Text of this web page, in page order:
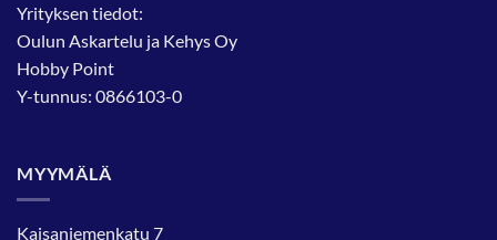
Yrityksen tiedot:
Oulun Askartelu ja Kehys Oy
Hobby Point
Y-tunnus: 0866103-0
MYYMÄLÄ
Kaisaniemenkatu 7